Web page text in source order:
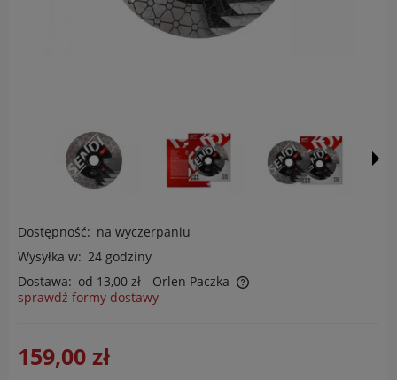
Dostępność: na wyczerpaniu
Wysyłka w: 24 godziny
Dostawa: od 13,00 zł - Orlen Paczka
Cena nie zawiera ewentualnych kosztów płatności
sprawdź formy dostawy
159,00 zł